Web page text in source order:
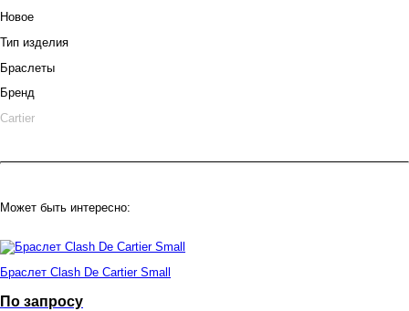
Новое
Тип изделия
Браслеты
Бренд
Cartier
Может быть интересно:
Браслет Clash De Cartier Small
По запросу